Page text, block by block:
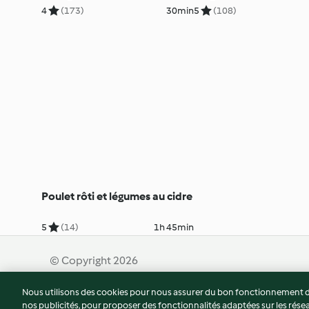
4 (173) 30min5 (108)
Poulet rôti et légumes au cidre
5 (14) 1h 45min
© Copyright 2026
Nous utilisons des cookies pour nous assurer du bon
nos publicités, pour proposer des fonctionnalités adaptées sur les